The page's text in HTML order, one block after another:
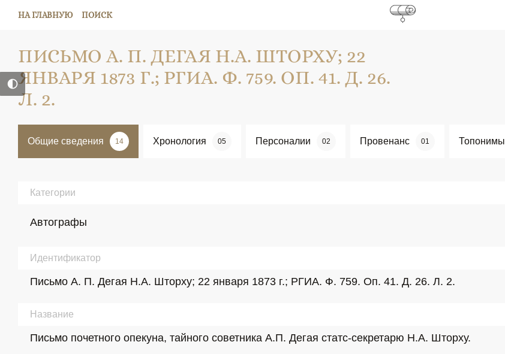
НА ГЛАВНУЮ ПОИСК
ПИСЬМО А. П. ДЕГАЯ Н.А. ШТОРХУ; 22
ЯНВАРЯ 1873 Г.; РГИА. Ф. 759. ОП. 41. Д. 26.
Л. 2.
Общие сведения 14 Хронология 05 Персоналии 02 Провенанс 01 Топонимы
Категории
Автографы
Идентификатор
Письмо А. П. Дегая Н.А. Шторху; 22 января 1873 г.; РГИА. Ф. 759. Оп. 41. Д. 26. Л. 2.
Название
Письмо почетного опекуна, тайного советника А.П. Дегая статс-секретарю Н.А. Шторху.